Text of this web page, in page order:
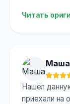
Читать
Маша
Оценка:
Нашёл
приехали на